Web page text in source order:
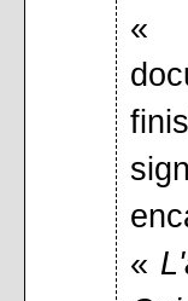
«
«